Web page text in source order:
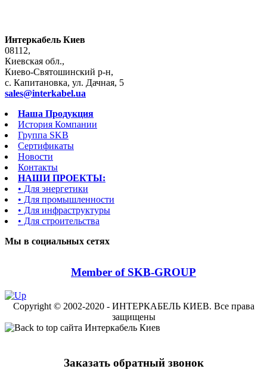
Интеркабель Киев
08112,
Киевская обл.,
Киево-Святошинский р-н,
с. Капитановка, ул. Дачная, 5
sales@interkabel.ua
Наша Продукция
История Компании
Группа SKB
Сертификаты
Новости
Контакты
НАШИ ПРОЕКТЫ:
• Для энергетики
• Для промышленности
• Для инфраструктуры
• Для строительства
Мы в социальных сетях
Member of SKB-GROUP
Copyright © 2002-2020 - ИНТЕРКАБЕЛЬ КИЕВ. Все права
защищены
Заказать обратный звонок